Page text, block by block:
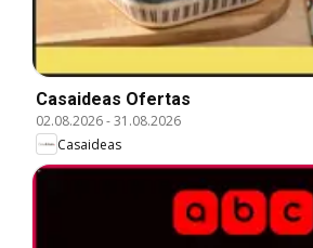
Casaideas Ofertas
02.08.2026-31.08.2026
Casaideas